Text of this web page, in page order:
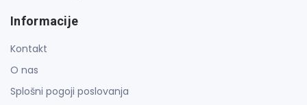
Informacije
Kontakt
O nas
Splošni pogoji poslovanja